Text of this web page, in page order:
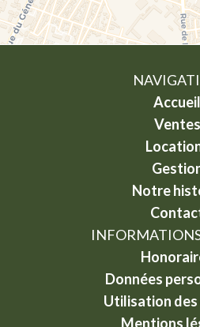
Accueil
Ventes
Notre
Données
Utilisation des
Mentions